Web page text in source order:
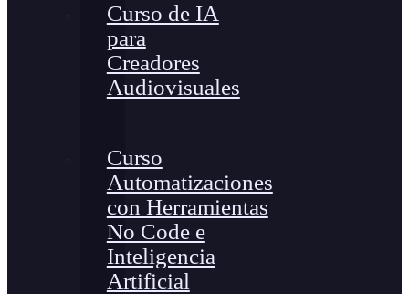
Curso de IA
para
Creadores
Audiovisuales
Curso
Automatizaciones
con Herramientas
No Code e
Inteligencia
Artificial